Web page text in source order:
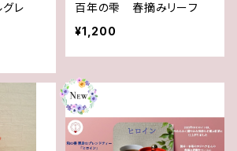
レ
百年の雫 春摘みリーフ
¥1,200